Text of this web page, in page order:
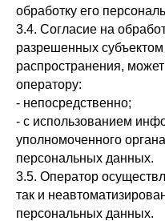
обработку его
3.4. Согласие на
разрешенных
распространения,
оператору:
- непосредственно;
- с использованием
уполномоченного
персональных данных.
3.5. Оператор
так и
персональных данных.